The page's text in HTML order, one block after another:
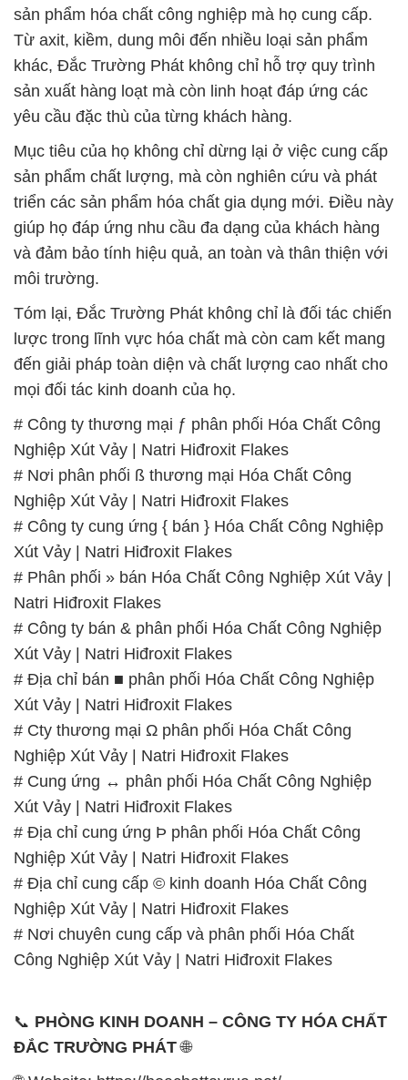
yêu cầu đặc thù của từng khách hàng.
Mục tiêu của họ không chỉ dừng lại ở việc cung cấp
sản phẩm chất lượng, mà còn nghiên cứu và phát
triển các sản phẩm hóa chất gia dụng mới. Điều này
giúp họ đáp ứng nhu cầu đa dạng của khách hàng
và đảm bảo tính hiệu quả, an toàn và thân thiện với
môi trường.
Tóm lại, Đắc Trường Phát không chỉ là đối tác chiến
lược trong lĩnh vực hóa chất mà còn cam kết mang
đến giải pháp toàn diện và chất lượng cao nhất cho
mọi đối tác kinh doanh của họ.
# Công ty thương mại ƒ phân phối Hóa Chất Công
Nghiệp Xút Vảy | Natri Hiđroxit Flakes
# Nơi phân phối ß thương mại Hóa Chất Công
Nghiệp Xút Vảy | Natri Hiđroxit Flakes
# Công ty cung ứng { bán } Hóa Chất Công Nghiệp
Xút Vảy | Natri Hiđroxit Flakes
# Phân phối » bán Hóa Chất Công Nghiệp Xút Vảy |
Natri Hiđroxit Flakes
# Công ty bán & phân phối Hóa Chất Công Nghiệp
Xút Vảy | Natri Hiđroxit Flakes
# Địa chỉ bán ■ phân phối Hóa Chất Công Nghiệp
Xút Vảy | Natri Hiđroxit Flakes
# Cty thương mại Ω phân phối Hóa Chất Công
Nghiệp Xút Vảy | Natri Hiđroxit Flakes
# Cung ứng ↔ phân phối Hóa Chất Công Nghiệp
Xút Vảy | Natri Hiđroxit Flakes
# Địa chỉ cung ứng Þ phân phối Hóa Chất Công
Nghiệp Xút Vảy | Natri Hiđroxit Flakes
# Địa chỉ cung cấp © kinh doanh Hóa Chất Công
Nghiệp Xút Vảy | Natri Hiđroxit Flakes
# Nơi chuyên cung cấp và phân phối Hóa Chất
Công Nghiệp Xút Vảy | Natri Hiđroxit Flakes
📞PHÒNG KINH DOANH – CÔNG TY HÓA CHẤT
ĐẮC TRƯỜNG PHÁT🌐
🌐 Website: https://hoachattayrua.net/
– 0933.920.505 – 028.3504.5555